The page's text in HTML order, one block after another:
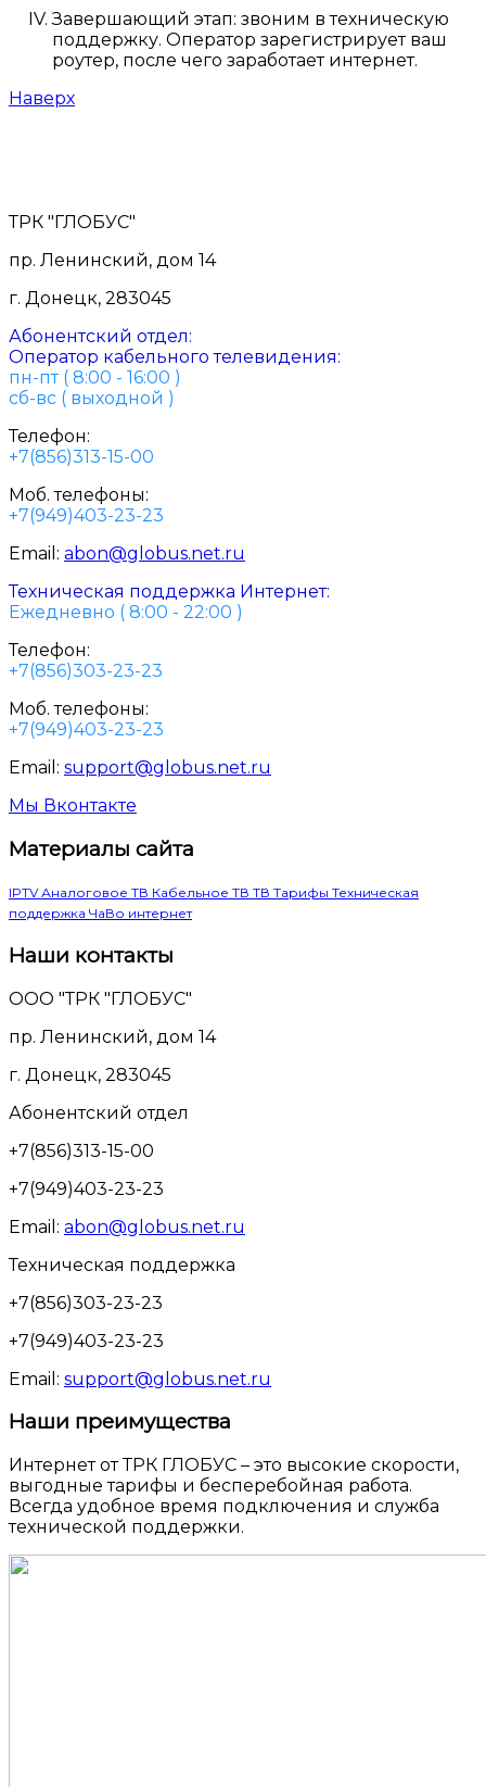
Завершающий этап: звоним в техническую
поддержку. Оператор зарегистрирует ваш
роутер, после чего заработает интернет.
Наверх
ТРК "ГЛОБУС"
пр. Ленинский, дом 14
г. Донецк, 283045
Абонентский отдел:
Оператор кабельного телевидения:
пн-пт ( 8:00 - 16:00 )
сб-вс ( выходной )
Телефон:
+7(856)313-15-00
Моб. телефоны:
+7(949)403-23-23
Email: abon@globus.net.ru
Техническая поддержка Интернет:
Ежедневно ( 8:00 - 22:00 )
Телефон:
+7(856)303-23-23
Моб. телефоны:
+7(949)403-23-23
Email: support@globus.net.ru
Мы Вконтакте
Материалы сайта
IPTVАналоговое ТВ Кабельное ТВ ТВ Тарифы Техническая
поддержка ЧаВо интернет
Наши контакты
ООО "ТРК "ГЛОБУС"
пр. Ленинский, дом 14
г. Донецк, 283045
Абонентский отдел
+7(856)313-15-00
+7(949)403-23-23
Email: abon@globus.net.ru
Техническая поддержка
+7(856)303-23-23
+7(949)403-23-23
Email: support@globus.net.ru
Наши преимущества
Интернет от ТРК ГЛОБУС – это высокие скорости,
выгодные тарифы и бесперебойная работа.
Всегда удобное время подключения и служба
технической поддержки.